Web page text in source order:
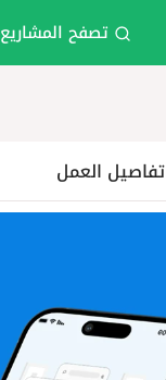
تصفح المشاريع
تفاصيل العمل